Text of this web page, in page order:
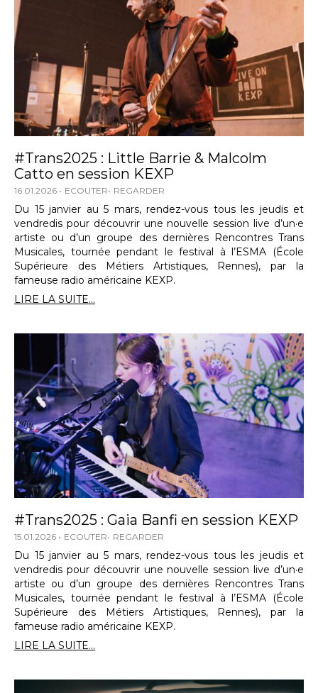
#Trans2025 : Little Barrie & Malcolm
Catto en session KEXP
16.01.2026 ECOUTER REGARDER
Du 15 janvier au 5 mars, rendez-vous tous les jeudis et
vendredis pour découvrir une nouvelle session live d’un·e
artiste ou d’un groupe des dernières Rencontres Trans
Musicales, tournée pendant le festival à l’ESMA (École
Supérieure des Métiers Artistiques, Rennes), par la
fameuse radio américaine KEXP.
LIRE LA SUITE...
#Trans2025 : Gaia Banfi en session KEXP
15.01.2026 ECOUTER REGARDER
Du 15 janvier au 5 mars, rendez-vous tous les jeudis et
vendredis pour découvrir une nouvelle session live d’un·e
artiste ou d’un groupe des dernières Rencontres Trans
Musicales, tournée pendant le festival à l’ESMA (École
Supérieure des Métiers Artistiques, Rennes), par la
fameuse radio américaine KEXP.
LIRE LA SUITE...